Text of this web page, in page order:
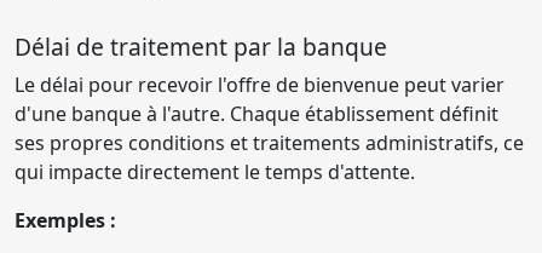
Délai de traitement par la banque
Le délai pour recevoir l'offre de bienvenue peut varier
d'une banque à l'autre. Chaque établissement définit
ses propres conditions et traitements administratifs, ce
qui impacte directement le temps d'attente.
Exemples :